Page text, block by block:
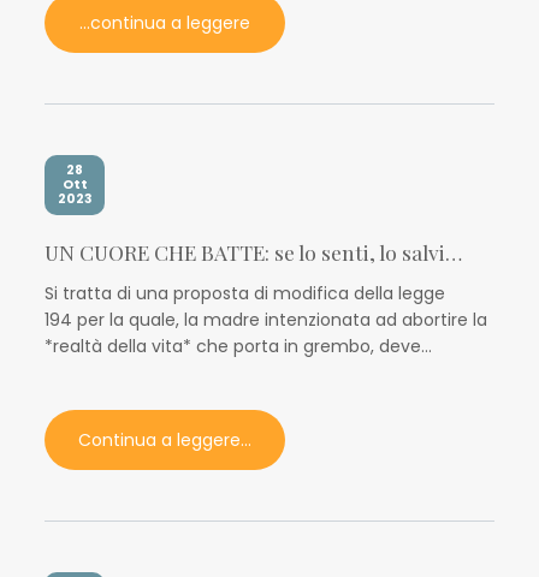
...continua a leggere
28
Ott
2023
UN CUORE CHE BATTE: ​​​​​​​se lo senti, lo salvi…
Si tratta di una proposta di modifica della legge
194 per la quale, la madre intenzionata ad abortire la
*realtà della vita* che porta in grembo, deve...
Continua a leggere...